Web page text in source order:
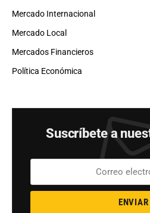
Mercado Internacional
Mercado Local
Mercados Financieros
Política Económica
Suscríbete a
ENVIAR